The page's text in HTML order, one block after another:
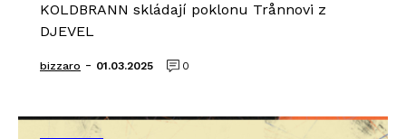
KOLDBRANN skládají poklonu Trånnovi z
DJEVEL
bizzaro - 01.03.2025 0